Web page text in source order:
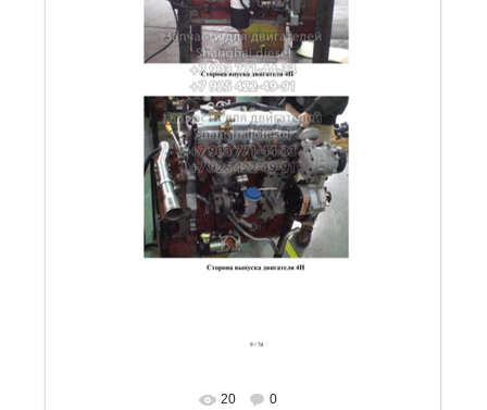
В реальном размере 1131x1600
20 0